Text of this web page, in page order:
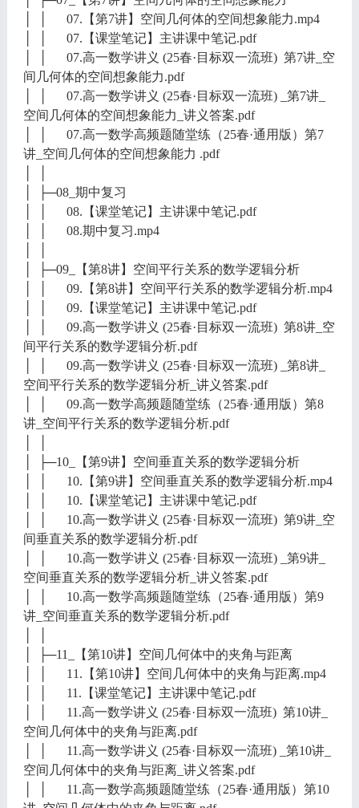
│ │ 07.【第7讲】空间几何体的空间想象能力.mp4
│ │ 07.【课堂笔记】主讲课中笔记.pdf
│ │ 07.高一数学讲义 (25春·目标双一流班) 第7讲_空
间几何体的空间想象能力.pdf
│ │ 07.高一数学讲义 (25春·目标双一流班) _第7讲_
空间几何体的空间想象能力_讲义答案.pdf
│ │ 07.高一数学高频题随堂练（25春·通用版）第7
讲_空间几何体的空间想象能力 .pdf
│ ├─08_期中复习
│ │ 08.【课堂笔记】主讲课中笔记.pdf
│ │ 08.期中复习.mp4
│ ├─09_【第8讲】空间平行关系的数学逻辑分析
│ │ 09.【第8讲】空间平行关系的数学逻辑分析.mp4
│ │ 09.【课堂笔记】主讲课中笔记.pdf
│ │ 09.高一数学讲义 (25春·目标双一流班) 第8讲_空
间平行关系的数学逻辑分析.pdf
│ │ 09.高一数学讲义 (25春·目标双一流班) _第8讲_
空间平行关系的数学逻辑分析_讲义答案.pdf
│ │ 09.高一数学高频题随堂练（25春·通用版）第8
讲_空间平行关系的数学逻辑分析.pdf
│ ├─10_【第9讲】空间垂直关系的数学逻辑分析
│ │ 10.【第9讲】空间垂直关系的数学逻辑分析.mp4
│ │ 10.【课堂笔记】主讲课中笔记.pdf
│ │ 10.高一数学讲义 (25春·目标双一流班) 第9讲_空
间垂直关系的数学逻辑分析.pdf
│ │ 10.高一数学讲义 (25春·目标双一流班) _第9讲_
空间垂直关系的数学逻辑分析_讲义答案.pdf
│ │ 10.高一数学高频题随堂练（25春·通用版）第9
讲_空间垂直关系的数学逻辑分析.pdf
│ ├─11_【第10讲】空间几何体中的夹角与距离
│ │ 11.【第10讲】空间几何体中的夹角与距离.mp4
│ │ 11.【课堂笔记】主讲课中笔记.pdf
│ │ 11.高一数学讲义 (25春·目标双一流班) 第10讲_
空间几何体中的夹角与距离.pdf
│ │ 11.高一数学讲义 (25春·目标双一流班) _第10讲_
空间几何体中的夹角与距离_讲义答案.pdf
│ │ 11.高一数学高频题随堂练（25春·通用版）第10